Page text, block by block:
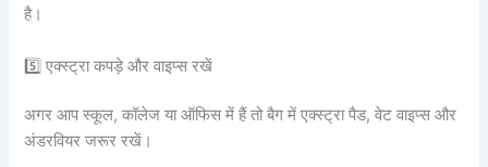
है।
5️⃣ एक्स्ट्रा कपड़े और वाइप्स रखें
अगर आप स्कूल, कॉलेज या ऑफिस में हैं तो बैग में एक्स्ट्रा पैड, वेट वाइप्स और
अंडरवियर जरूर रखें।